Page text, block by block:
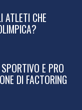
ATLETI CHE
E PRO
DI FACTORING